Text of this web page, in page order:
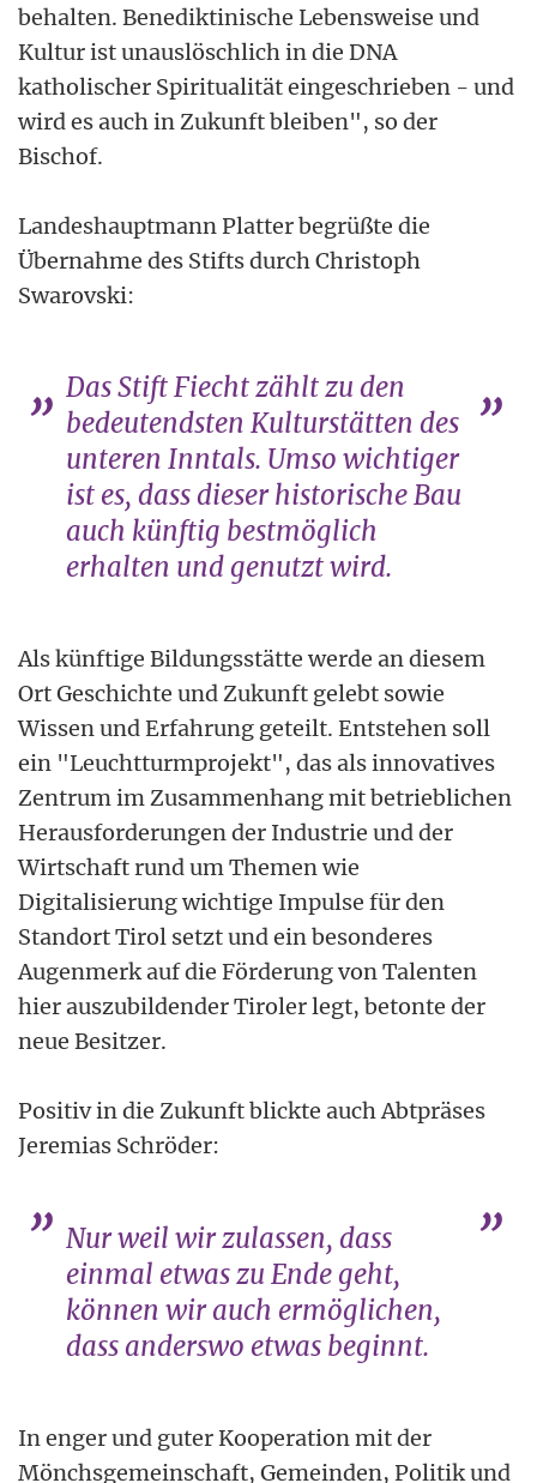
behalten. Benediktinische Lebensweise und
Kultur ist unauslöschlich in die DNA
katholischer Spiritualität eingeschrieben - und
wird es auch in Zukunft bleiben", so der
Bischof.
Landeshauptmann Platter begrüßte die
Übernahme des Stifts durch Christoph
Swarovski:
Das Stift Fiecht zählt zu den
bedeutendsten Kulturstätten des
unteren Inntals. Umso wichtiger
ist es, dass dieser historische Bau
auch künftig bestmöglich
erhalten und genutzt wird.
Als künftige Bildungsstätte werde an diesem
Ort Geschichte und Zukunft gelebt sowie
Wissen und Erfahrung geteilt. Entstehen soll
ein "Leuchtturmprojekt", das als innovatives
Zentrum im Zusammenhang mit betrieblichen
Herausforderungen der Industrie und der
Wirtschaft rund um Themen wie
Digitalisierung wichtige Impulse für den
Standort Tirol setzt und ein besonderes
Augenmerk auf die Förderung von Talenten
hier auszubildender Tiroler legt, betonte der
neue Besitzer.
Positiv in die Zukunft blickte auch Abtpräses
Jeremias Schröder:
Nur weil wir zulassen, dass
einmal etwas zu Ende geht,
können wir auch ermöglichen,
dass anderswo etwas beginnt.
In enger und guter Kooperation mit der
Mönchsgemeinschaft, Gemeinden, Politik und